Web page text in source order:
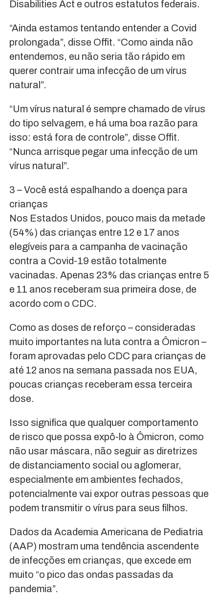
Disabilities Act e outros estatutos federais.
“Ainda estamos tentando entender a Covid
prolongada”, disse Offit. “Como ainda não
entendemos, eu não seria tão rápido em
querer contrair uma infecção de um vírus
natural”.
“Um vírus natural é sempre chamado de vírus
do tipo selvagem, e há uma boa razão para
isso: está fora de controle”, disse Offit.
“Nunca arrisque pegar uma infecção de um
vírus natural”.
3 – Você está espalhando a doença para
crianças
Nos Estados Unidos, pouco mais da metade
(54%) das crianças entre 12 e 17 anos
elegíveis para a campanha de vacinação
contra a Covid-19 estão totalmente
vacinadas. Apenas 23% das crianças entre 5
e 11 anos receberam sua primeira dose, de
acordo com o CDC.
Como as doses de reforço – consideradas
muito importantes na luta contra a Ômicron –
foram aprovadas pelo CDC para crianças de
até 12 anos na semana passada nos EUA,
poucas crianças receberam essa terceira
dose.
Isso significa que qualquer comportamento
de risco que possa expô-lo à Ômicron, como
não usar máscara, não seguir as diretrizes
de distanciamento social ou aglomerar,
especialmente em ambientes fechados,
potencialmente vai expor outras pessoas que
podem transmitir o vírus para seus filhos.
Dados da Academia Americana de Pediatria
(AAP) mostram uma tendência ascendente
de infecções em crianças, que excede em
muito “o pico das ondas passadas da
pandemia”.